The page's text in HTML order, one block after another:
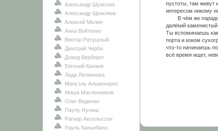
Александр Шумских
Александр Щемляев
Алексей Мелия
Анна Войтенко
Виктор Ратушный
Дмитрий Черба
Дэвид Верберкт
Евгений Канаев
Лида Литвинова
Мануэль Альменарес
Миша Масленников
Олег Виденин
Паулу Нуниш
Рагнар Аксельссон
Рауль Каньибано
пустоты, там живут
интересом никому
В чём же
далёкий
Ты вспоминаешь
порта и коком
что-то начинаешь
всё время ищет,